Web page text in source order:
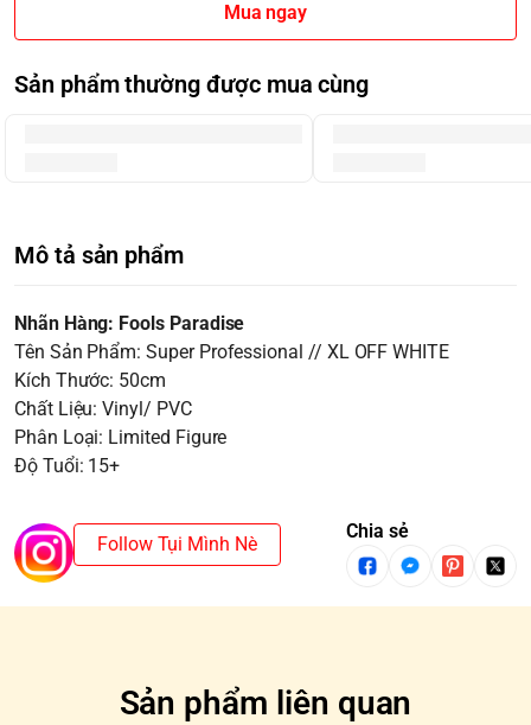
Mua ngay
Sản phẩm thường được mua cùng
Mô tả sản phẩm
Nhãn Hàng: Fools Paradise
Tên Sản Phẩm: Super Professional // XL OFF WHITE
Kích Thước: 50cm
Chất Liệu: Vinyl/ PVC
Phân Loại: Limited Figure
Độ Tuổi: 15+
Follow Tụi Mình Nè
Chia sẻ
Sản phẩm liên quan